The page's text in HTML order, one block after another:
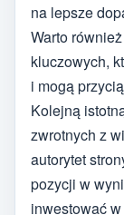
na lepsze
Warto
kluczowych,
i mogą
Kolejną
zwrotnych z
autorytet
pozycji w
inwestować